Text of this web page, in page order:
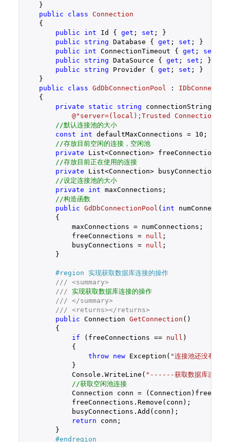
    }
public
class Connection
    {
public
int Id { get ; set ; }
public
string Database { get ; set ; }
public
int ConnectionTimeout { get ; set
public
string DataSource { get ; set ; }
public
string Provider { get ; set ; }
    }
public
class GdDbConnectionPool :
    {
private
static string connectionString =
@"server=(local);Trusted
//默认连接池的大小
const
int defaultMaxConnections = 10 ;
//存放目前空闲的连接，空闲池
private List<Connection> freeConnections;
//存放目前正在使用的连接
private List<Connection> busyConnections;
//设定连接池的大小
private
int maxConnections;
//构造函数
public GdDbConnectionPool ( int
{
            maxConnections = numConnections;
            freeConnections =
null ;
            busyConnections =
null ;
        }
#region 实现获取数据库连接的操作
/// <summary>
/// 实现获取数据库连接的操作
/// </summary>
/// <returns></returns>
public Connection GetConnection ( )
{
if (freeConnections == null )
            {
throw
new Exception( "连接池还没有创
            }
            Console.WriteLine(
"------获取数据库连接
//获取空闲池连接
Connection conn =
            freeConnections.Remove(conn);
            busyConnections.Add(conn);
return conn;
        }
#endregion